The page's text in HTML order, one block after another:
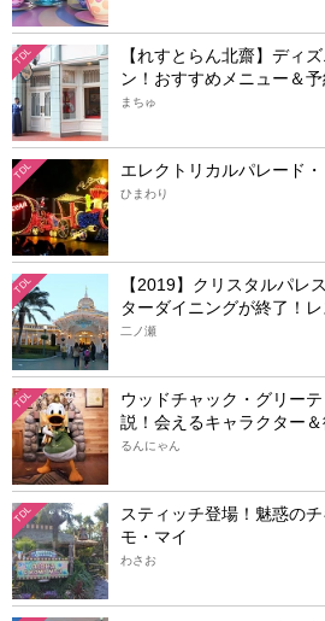
TDL
【れすとらん北齋】ディ
ン！おすすめメニュー＆予
まちゅ
TDL エレクトリカルパレード
ひまわり
TDL
【2019】クリスタルパレ
ターダイニングが終了！
二ノ瀬
TDL
ウッドチャック・グリー
説！会えるキャラクター
るんにゃん
TDL
スティッチ登場！魅惑の
モ・マイ
わさお